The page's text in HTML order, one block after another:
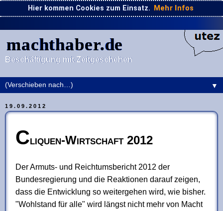
Hier kommen Cookies zum Einsatz. Mehr Infos
machthaber.de
Beschäftigung mit Zeitgeschehen
▼
19.09.2012
Cliquen-Wirtschaft 2012
Der Armuts- und Reichtumsbericht 2012 der
Bundesregierung und die Reaktionen darauf zeigen,
dass die Entwicklung so weitergehen wird, wie bisher.
"Wohlstand für alle" wird längst nicht mehr von Macht